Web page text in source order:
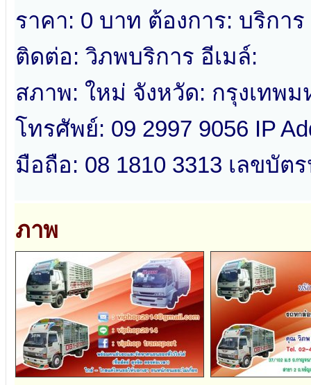
ราคา: 0 บาท ต้องการ: บริการ
ติดต่อ: วิภพบริการ อีเมล์:
สภาพ: ใหม่ จังหวัด: กรุงเทพ
โทรศัพย์: 09 2997 9056 IP
มือถือ: 08 1810 3313 เลขบัต
ภาพ